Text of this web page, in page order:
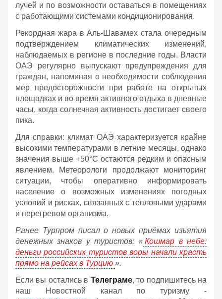
лучей и по возможности оставаться в помещениях
с работающими системами кондиционирования.
Рекордная жара в Аль-Шавамех стала очередным
подтверждением климатических изменений,
наблюдаемых в регионе в последние годы. Власти
ОАЭ регулярно выпускают предупреждения для
граждан, напоминая о необходимости соблюдения
мер предосторожности при работе на открытых
площадках и во время активного отдыха в дневные
часы, когда солнечная активность достигает своего
пика.
Для справки: климат ОАЭ характеризуется крайне
высокими температурами в летние месяцы, однако
значения выше +50°C остаются редким и опасным
явлением. Метеорологи продолжают мониторинг
ситуации, чтобы оперативно информировать
население о возможных изменениях погодных
условий и рисках, связанных с тепловыми ударами
и перегревом организма.
Ранее Турпром писал о новых приёмах изъятия
денежных знаков у туристов: « Кошмар в небе:
деньги российских туристов воры начали красть
прямо на рейсах в Турцию ».
Если вы остались в Телеграме, то подпишитесь на
наш Новостной канал по туризму -